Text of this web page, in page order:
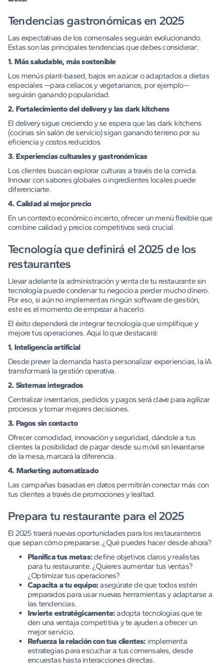
Tendencias gastronómicas en 2025
Las expectativas de los comensales seguirán evolucionando.
Estas son las principales tendencias que debes considerar:
1. Más saludable, más sostenible
Los menús plant-based, bajos en azúcar o adaptados a dietas
especiales —para celíacos y vegetarianos, por ejemplo—
seguirán ganando popularidad.
2. Fortalecimiento del delivery y las dark kitchens
El delivery sigue creciendo y se espera que las dark kitchens
(cocinas sin salón de servicio) sigan ganando terreno por su
eficiencia y costos reducidos.
3. Experiencias culturales y gastronómicas
Los clientes buscan explorar culturas a través de la comida.
Innovar con sabores globales o ingredientes locales puede
diferenciarte.
4. Calidad al mejor precio
En un contexto económico incierto, ofrecer un menú flexible que
combine calidad y precios competitivos será crucial.
Tecnología que definirá el 2025 de los
restaurantes
Llevar adelante la administración y venta de tu restaurante sin
tecnología puede condenar tu negocio a perder mucho dinero.
Por eso, si aún no implementas ningún software de gestión,
este es el momento de empezar a hacerlo.
El éxito dependerá de integrar tecnología que simplifique y
mejore tus operaciones. Aquí lo que destacará:
1. Inteligencia artificial
Desde prever la demanda hasta personalizar experiencias, la IA
transformará la gestión operativa.
2. Sistemas integrados
Centralizar inventarios, pedidos y pagos será clave para agilizar
procesos y tomar mejores decisiones.
3. Pagos sin contacto
Ofrecer comodidad, innovación y seguridad, dándole a tus
clientes la posibilidad de pagar desde su móvil sin levantarse
de la mesa, marcará la diferencia.
4. Marketing automatizado
Las campañas basadas en datos permitirán conectar más con
tus clientes a través de promociones y lealtad.
Prepara tu restaurante para el 2025
El 2025 traerá nuevas oportunidades para los restauranteros
que sepan cómo prepararse. ¿Qué puedes hacer desde ahora?
Planifica tus metas: define objetivos claros y realistas
para tu restaurante. ¿Quieres aumentar tus ventas?
¿Optimizar tus operaciones?
Capacita a tu equipo: asegúrate de que todos estén
preparados para usar nuevas herramientas y adaptarse a
las tendencias.
Invierte estratégicamente: adopta tecnologías que te
den una ventaja competitiva y te ayuden a ofrecer un
mejor servicio.
Refuerza la relación con tus clientes: implementa
estrategias para escuchar a tus comensales, desde
encuestas hasta interacciones directas.